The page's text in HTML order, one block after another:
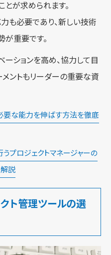
が求められます。
も必要であり、新しい技術
重要です。
ーションを高め、協力して目
ントもリーダーの重要な資
要な能力を伸ばす方法を徹底
プロジェクトマネージャーの
説
ト管理ツールの選